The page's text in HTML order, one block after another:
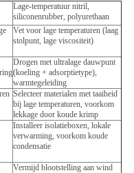
Lage-temperatuur nitril,
siliconenrubber, polyurethaan
Vet voor lage temperaturen (laag
stolpunt, lage viscositeit)
Drogen met ultralage dauwpunt
(koeling + adsorptietype),
warmtegeleiding
Selecteer materialen met taaiheid
bij lage temperaturen, voorkom
lekkage door koude krimp
Installeer isolatieboxen, lokale
verwarming, voorkom koude
condensatie
Vermijd blootstelling aan wind